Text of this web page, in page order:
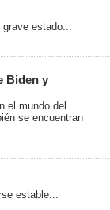
estado...
Biden y
el mundo del
se encuentran
estable...